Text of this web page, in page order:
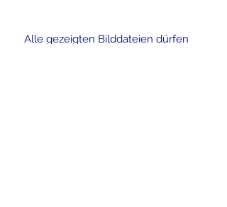
Alle gezeigten Bilddateien dürfen